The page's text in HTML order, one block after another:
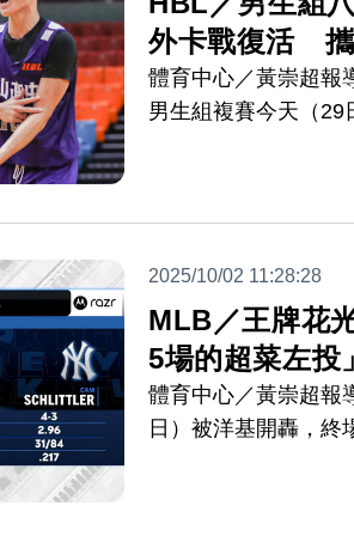
外卡戰復活 攜
體育中心／黃崇超報
男生組複賽今天（29
年HBL男生組八支球
2025/10/02 11:28:28
MLB／王牌花
5場的超菜左投
體育中心／黃崇超報
日）被洋基開轟，終